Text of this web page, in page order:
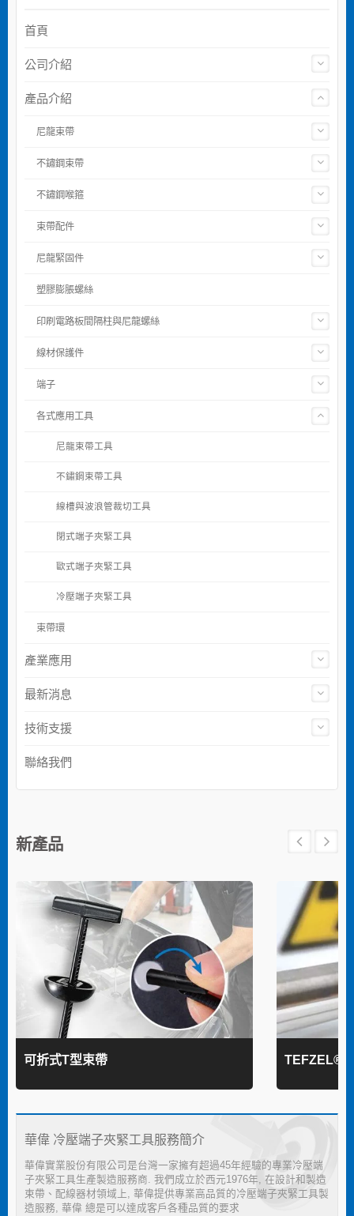
首頁
公司介紹
產品介紹
尼龍束帶
不鏽鋼束帶
不鏽鋼喉箍
束帶配件
尼龍緊固件
塑膠膨脹螺絲
印刷電路板間隔柱與尼龍螺絲
線材保護件
端子
各式應用工具
尼龍束帶工具
不鏽鋼束帶工具
線槽與波浪管裁切工具
閉式端子夾緊工具
歐式端子夾緊工具
冷壓端子夾緊工具
束帶環
產業應用
最新消息
技術支援
聯絡我們
新產品
可折式T型束帶 TEFZEL®
華偉 冷壓端子夾緊工具服務簡介
華偉實業股份有限公司是台灣一家擁有超過45年經驗的專業冷壓端
子夾緊工具生產製造服務商. 我們成立於西元1976年, 在設計和製造
束帶、配線器材領域上, 華偉提供專業高品質的冷壓端子夾緊工具製
造服務, 華偉 總是可以達成客戶各種品質的要求